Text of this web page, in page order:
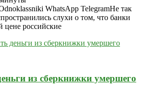
WhatsApp TelegramНе так
слухи о том, что банки
цене российские
из сберкнижки умершего